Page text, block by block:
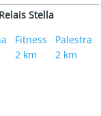
Stella
Fitness
2 km
Palestra
2 km